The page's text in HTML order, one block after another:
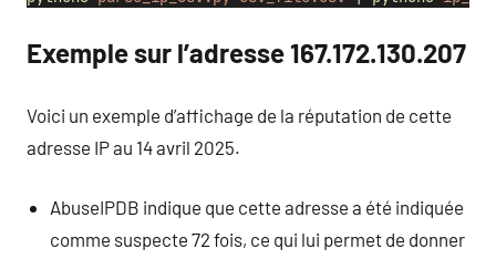
Exemple sur l’adresse 167.172.130.207
Voici un exemple d’affichage de la réputation de cette
adresse IP au 14 avril 2025.
AbuseIPDB indique que cette adresse a été indiquée
comme suspecte 72 fois, ce qui lui permet de donner